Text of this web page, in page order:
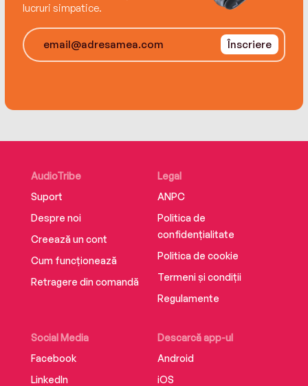
lucruri simpatice.
Înscriere
AudioTribe
Suport
Despre noi
Creează un cont
Cum funcționează
Retragere din comandă
Social Media
Facebook
LinkedIn
Descarcă app-ul
Android
iOS
Legal
ANPC
Politica de
confidențialitate
Politica de cookie
Termeni și condiții
Regulamente